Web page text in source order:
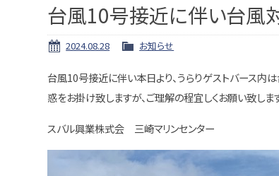
台風10号接近に伴い台風
2024.08.28 お知らせ
台風10号接近に伴い本日より、うらりゲストバース内
惑をお掛け致しますが、ご理解の程宜しくお願い致しま
スバル興業株式会 三崎マリンセンター